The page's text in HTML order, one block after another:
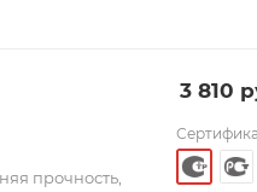
прочность,
3 810